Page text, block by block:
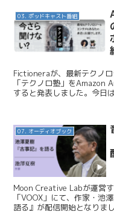
03. ポッドキャスト番組
Fictioneraが、最新テクノ
「テクノロ塾」をAmazon
すると発表しました。今日
07. オーディオブック
Moon Creative Labが運営
「VOOX」にて、作家・池
語る』が配信開始となりま